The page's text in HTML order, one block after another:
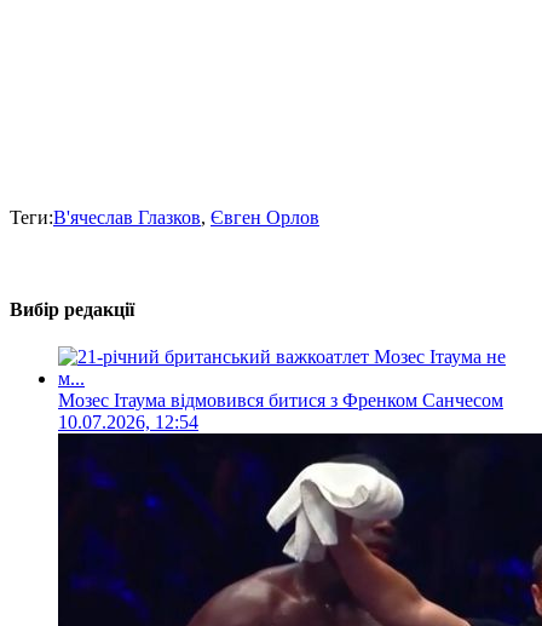
Теги:В'ячеслав Глазков, Євген Орлов
Вибір редакції
Мозес Ітаума відмовився битися з Френком Санчесом
10.07.2026, 12:54